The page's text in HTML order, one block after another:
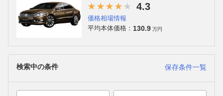
4.3
価格相場情報
平均本体価格： 130.9 万円
検索中の条件 保存条件一覧